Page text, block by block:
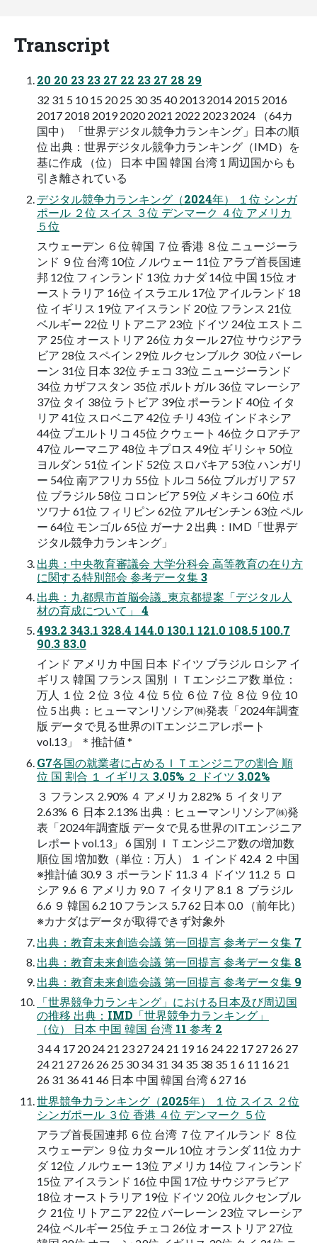
Transcript
20 20 23 23 27 22 23 27 28 29
32 31 5 10 15 20 25 30 35 40 2013 2014 2015 2016
2017 2018 2019 2020 2021 2022 2023 2024 （64カ
国中） 「世界デジタル競争力ランキング」日本の順
位 出典：世界デジタル競争力ランキング（IMD）を
基に作成 （位） 日本 中国 韓国 台湾 1 周辺国からも
引き離されている
デジタル競争力ランキング（2024年） １位 シンガ
ポール ２位 スイス ３位 デンマーク ４位 アメリカ
５位
スウェーデン ６位 韓国 ７位 香港 ８位 ニュージーラ
ンド ９位 台湾 10位 ノルウェー 11位 アラブ首長国連
邦 12位 フィンランド 13位 カナダ 14位 中国 15位 オ
ーストラリア 16位 イスラエル 17位 アイルランド 18
位 イギリス 19位 アイスランド 20位 フランス 21位
ベルギー 22位 リトアニア 23位 ドイツ 24位 エストニ
ア 25位 オーストリア 26位 カタール 27位 サウジアラ
ビア 28位 スペイン 29位 ルクセンブルク 30位 バーレ
ーン 31位 日本 32位 チェコ 33位 ニュージーランド
34位 カザフスタン 35位 ポルトガル 36位 マレーシア
37位 タイ 38位 ラトビア 39位 ポーランド 40位 イタ
リア 41位 スロベニア 42位 チリ 43位 インドネシア
44位 プエルトリコ 45位 クウェート 46位 クロアチア
47位 ルーマニア 48位 キプロス 49位 ギリシャ 50位
ヨルダン 51位 インド 52位 スロバキア 53位 ハンガリ
ー 54位 南アフリカ 55位 トルコ 56位 ブルガリア 57
位 ブラジル 58位 コロンビア 59位 メキシコ 60位 ボ
ツワナ 61位 フィリピン 62位 アルゼンチン 63位 ペル
ー 64位 モンゴル 65位 ガーナ 2 出典：IMD「世界デ
ジタル競争力ランキング」
出典：中央教育審議会 大学分科会 高等教育の在り方
に関する特別部会 参考データ集 3
出典：九都県市首脳会議_東京都提案「デジタル人
材の育成について」 4
493.2 343.1 328.4 144.0 130.1 121.0 108.5 100.7
90.3 83.0
インド アメリカ 中国 日本 ドイツ ブラジル ロシア イ
ギリス 韓国 フランス 国別 ＩＴエンジニア数 単位：
万人 １位 ２位 ３位 ４位 ５位 ６位 ７位 ８位 ９位 10
位 5 出典：ヒューマンリソシア㈱発表「2024年調査
版 データで見る世界のITエンジニアレポート
vol.13」 ＊推計値 *
G7各国の就業者に占めるＩＴエンジニアの割合 順
位 国 割合 １ イギリス 3.05% ２ ドイツ 3.02%
３ フランス 2.90% ４ アメリカ 2.82% ５ イタリア
2.63% ６ 日本 2.13% 出典：ヒューマンリソシア㈱発
表「2024年調査版 データで見る世界のITエンジニア
レポートvol.13」 6 国別 ＩＴエンジニア数の増加数
順位 国 増加数（単位：万人） １ インド 42.4 ２ 中国
※推計値 30.9 ３ ポーランド 11.3 ４ ドイツ 11.2 ５ ロ
シア 9.6 ６ アメリカ 9.0 ７ イタリア 8.1 ８ ブラジル
6.6 ９ 韓国 6.2 10 フランス 5.7 62 日本 0.0 （前年比）
※カナダはデータが取得できず対象外
出典：教育未来創造会議 第一回提言 参考データ集 7
出典：教育未来創造会議 第一回提言 参考データ集 8
出典：教育未来創造会議 第一回提言 参考データ集 9
「世界競争力ランキング」における日本及び周辺国
の推移 出典：IMD「世界競争力ランキング」
（位） 日本 中国 韓国 台湾 11 参考 2
3 4 4 17 20 24 21 23 27 24 21 19 16 24 22 17 27 26 27
24 21 27 26 26 25 30 34 31 34 35 38 35 1 6 11 16 21
26 31 36 41 46 日本 中国 韓国 台湾 6 27 16
世界競争力ランキング（2025年） １位 スイス ２位
シンガポール ３位 香港 ４位 デンマーク ５位
アラブ首長国連邦 ６位 台湾 ７位 アイルランド ８位
スウェーデン ９位 カタール 10位 オランダ 11位 カナ
ダ 12位 ノルウェー 13位 アメリカ 14位 フィンランド
15位 アイスランド 16位 中国 17位 サウジアラビア
18位 オーストラリア 19位 ドイツ 20位 ルクセンブル
ク 21位 リトアニア 22位 バーレーン 23位 マレーシア
24位 ベルギー 25位 チェコ 26位 オーストリア 27位